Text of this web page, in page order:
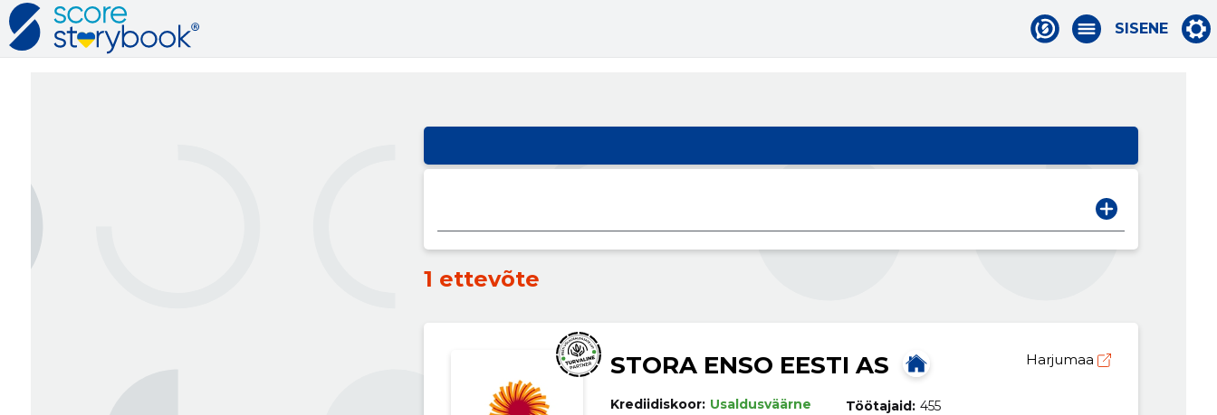
SISENE
1 ettevõte
STORA ENSO EESTI AS Harjumaa
Krediidiskoor: Usaldusväärne
Töötajaid: 455